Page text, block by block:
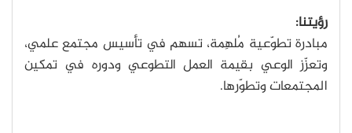
رؤيتنا:
مبادرة تطوّعية مُلهِمة، تسهم في تأسيس مجتمع علمي،
وتعزّز الوعي بقيمة العمل التطوعي ودوره في تمكين
المجتمعات وتطوّرها.